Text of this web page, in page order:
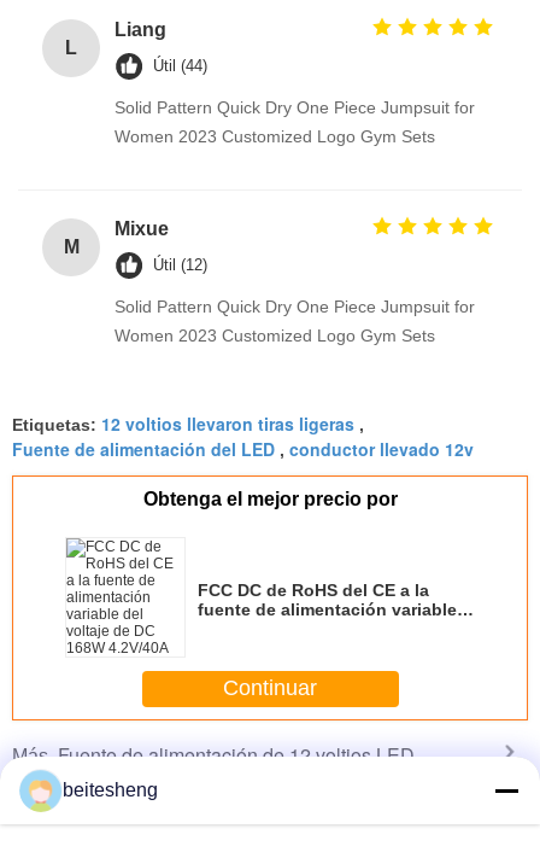
L
Liang
Útil (44)
Solid Pattern Quick Dry One Piece Jumpsuit for
Women 2023 Customized Logo Gym Sets
M
Mixue
Útil (12)
Solid Pattern Quick Dry One Piece Jumpsuit for
Women 2023 Customized Logo Gym Sets
Etiquetas: 12 voltios llevaron tiras ligeras ,
Fuente de alimentación del LED , conductor llevado 12v
Obtenga el mejor precio por
FCC DC de RoHS del CE a la
fuente de alimentación variable
Continuar
MásFuente de alimentación de 12 voltios LED
beitesheng